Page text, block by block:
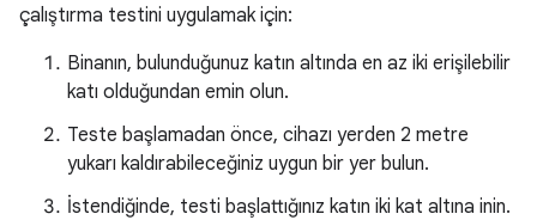
çalıştırma testini uygulamak için:
Binanın, bulunduğunuz katın altında en az iki erişilebilir
katı olduğundan emin olun.
Teste başlamadan önce, cihazı yerden 2 metre
yukarı kaldırabileceğiniz uygun bir yer bulun.
İstendiğinde, testi başlattığınız katın iki kat altına inin.